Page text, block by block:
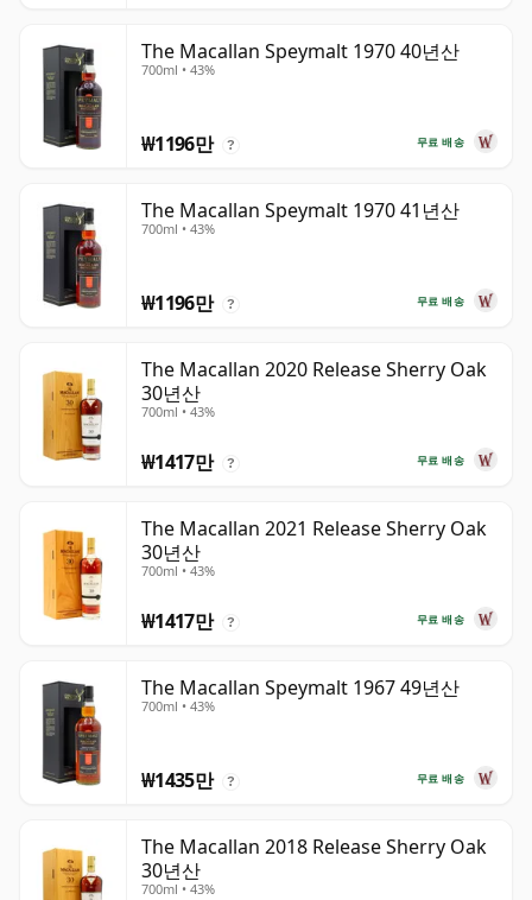
The Macallan Speymalt 1970 40년산
700ml • 43%
무료 배송
₩1196만 ?
The Macallan Speymalt 1970 41년산
700ml • 43%
무료 배송
₩1196만 ?
The Macallan 2020 Release Sherry Oak
30년산
700ml • 43%
무료 배송
₩1417만 ?
The Macallan 2021 Release Sherry Oak
30년산
700ml • 43%
무료 배송
₩1417만 ?
The Macallan Speymalt 1967 49년산
700ml • 43%
무료 배송
₩1435만 ?
The Macallan 2018 Release Sherry Oak
30년산
700ml • 43%